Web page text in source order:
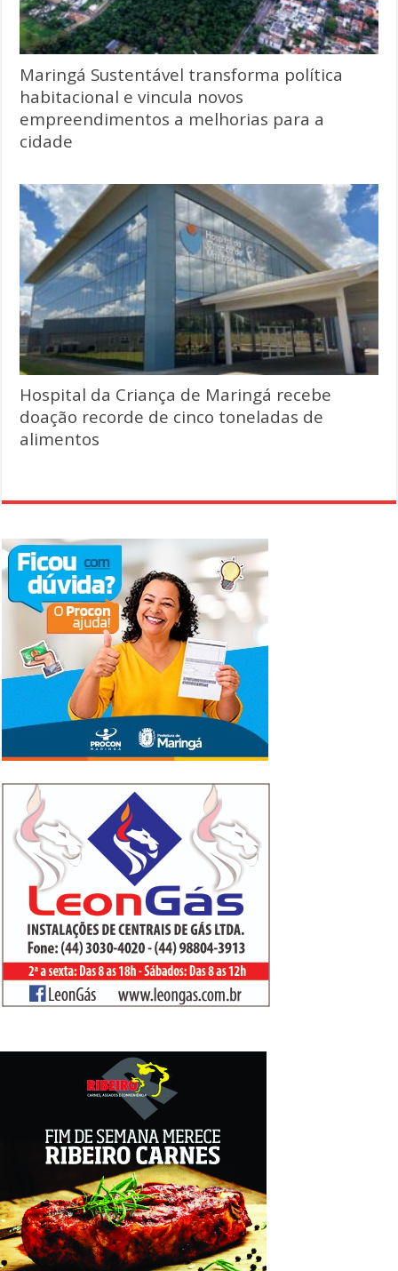
Maringá Sustentável transforma política
habitacional e vincula novos
empreendimentos a melhorias para a
cidade
Hospital da Criança de Maringá recebe
doação recorde de cinco toneladas de
alimentos